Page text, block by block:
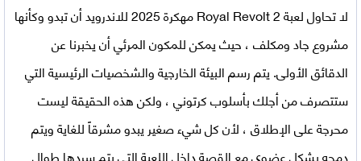
لا تحاوللعبةRoyal Revolt 2 مهكرة 2025 للاندرويد
أن تبدو وكأنها
مشروع جاد ومكلف ، حيث يمكن للمكون المرئي أن يخبرنا عن
الدقائق الأولى. يتم رسم البيئة الخارجية والشخصيات الرئيسية التي
ستتصرف من أجلك بأسلوب كرتوني ، ولكن هذه الحقيقة ليست
محرجة على الإطلاق ، لأن كل شيء صغير يبدو مشرقاً للغاية ويتم